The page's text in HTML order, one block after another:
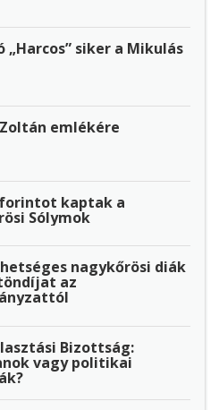
„Harcos” siker a Mikulás
emlékére
kaptak a
Sólymok
nagykőrösi diák
az
Bizottság:
vagy politikai